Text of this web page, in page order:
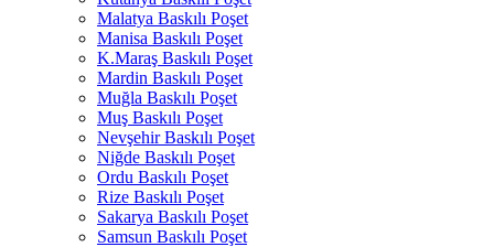
Malatya Baskılı Poşet
Manisa Baskılı Poşet
K.Maraş Baskılı Poşet
Mardin Baskılı Poşet
Muğla Baskılı Poşet
Muş Baskılı Poşet
Nevşehir Baskılı Poşet
Niğde Baskılı Poşet
Ordu Baskılı Poşet
Rize Baskılı Poşet
Sakarya Baskılı Poşet
Samsun Baskılı Poşet